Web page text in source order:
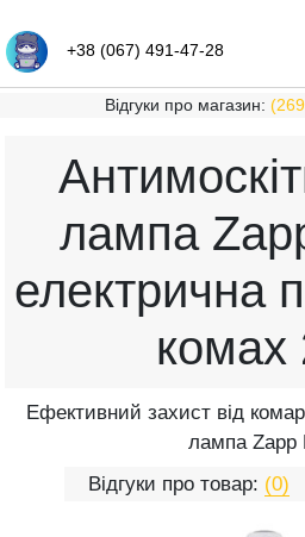
+38 (067) 491-47-28
Відгуки про магазин:
лампа
електрична
комах
Ефективний захист від
лампа Zapp
Відгуки про товар: (0)